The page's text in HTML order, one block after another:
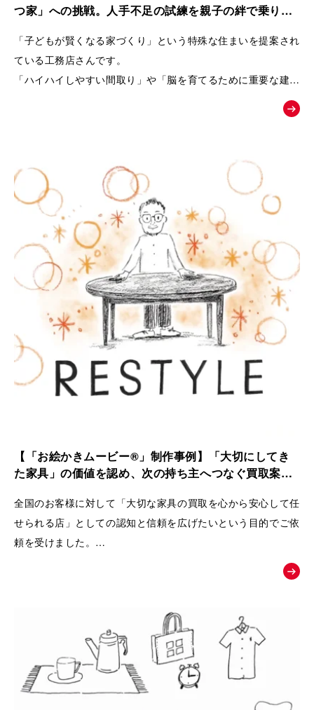
また、商品の魅力を一方的に伝えるのではなく、友人との会話
納得しながら家づくりを進めていく流れを描くことで、企業へ
の信頼感も醸成できるよう設計しています。
終盤では、実際のお客様の声や、会社の理念・アフターメンテ
「住むだけで家族が健やかに暮らせる家とは何か」
という価値を物語を通して伝え、共感した方が「まずは勉強会
へ参加してみよう」と自然に行動したくなることを目指した
「お絵かきムービー®︎」です。
つ家」への挑戦。人手不足の試練を親子の絆で乗り越
「子どもが賢くなる家づくり」という特殊な住まいを提案され
ている工務店さんです。
「ハイハイしやすい間取り」や「脳を育てるために重要な建材
世間一般ではまだ認知されていないことを、わかりやすくお客
【「お絵かきムービー®」制作事例】「大切にしてき
た家具」の価値を認め、次の持ち主へつなぐ買取案内
全国のお客様に対して「大切な家具の買取を心から安心して任
せられる店」としての認知と信頼を広げたいという目的でご依
頼を受けました。
ただの中古品として買い叩くのではなく、家具が持つ歴史やお
りとおもてなしの姿勢を広く理解してもらうために動画が制作